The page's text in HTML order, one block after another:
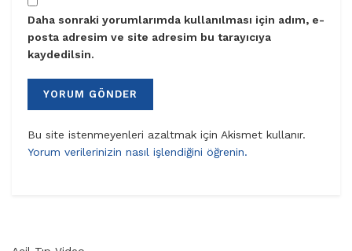
Daha sonraki yorumlarımda kullanılması için adım, e-
posta adresim ve site adresim bu tarayıcıya
kaydedilsin.
Bu site istenmeyenleri azaltmak için Akismet kullanır.
Yorum verilerinizin nasıl işlendiğini öğrenin.